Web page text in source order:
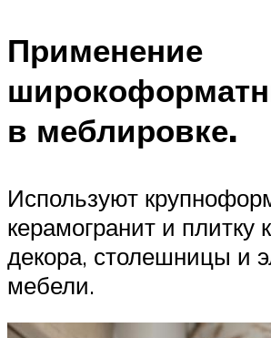
Применение
в меблировке.
Используют
керамогранит и плитку
декора, столешницы и
мебели.